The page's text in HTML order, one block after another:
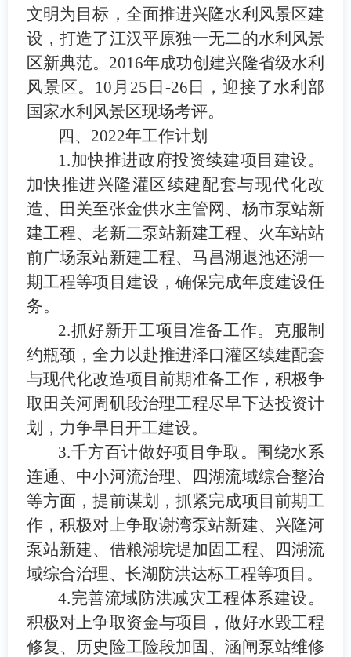
文明为目标 ， 全面推进兴隆水利风景区建
设，打造了江汉平原独一无二的水利风景
区新典范。 2016年成功创建兴隆省级水利
风景区。 10 月 25 日 -26 日，迎接了水利部
国家水利风景区现场考评。
四、 2022年工作计划
1.加快推进政府投资续建项目建设。
加快推进兴隆灌区续建配套与现代化改
造、田关至张金供水主管网、杨市泵站新
建工程、老新二泵站新建工程、火车站站
前广场泵站新建工程、马昌湖退池还湖一
期工程等项目建设，确保完成年度建设任
务。
2.抓好新开工项目准备工作。 克服制
约瓶颈，全力以赴推进泽口灌区续建配套
与现代化改造项目前期准备工作， 积极争
取田关河周矶段治理工程尽早下达投资计
划， 力争早日开工建设。
3.千方百计做好项目争取。
围绕水系
连通、中小河流治理、四湖流域综合整治
等方面，提前谋划，抓紧完成项目前期工
作，积极对上争取谢湾泵站新建、兴隆河
泵站新建、借粮湖垸堤加固工程、四湖流
域综合治理、长湖防洪达标工程等项目。
4.完善流域防洪减灾工程体系建设。
积极对上争取资金与项目，做好水毁工程
修复、历史险工险段加固、涵闸泵站维修